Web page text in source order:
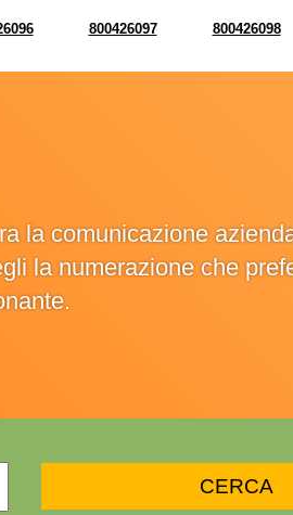
800426097 800426098
la comunicazione
la numerazione che